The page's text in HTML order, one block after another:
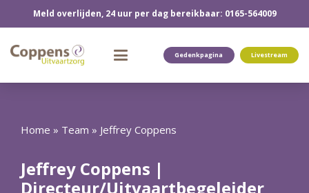
Meld overlijden, 24 uur per dag bereikbaar: 0165-564009
Gedenkpagina Livestream
Home » Team » Jeffrey Coppens
Jeffrey Coppens |
Directeur/Uitvaartbegeleider